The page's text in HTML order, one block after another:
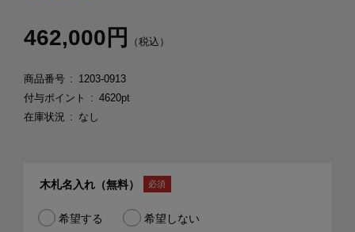
462,000円 （税込）
商品番号
1203-0913
付与ポイント
4620pt
在庫状況
なし
木札名入れ（無料）
希望する 希望しない